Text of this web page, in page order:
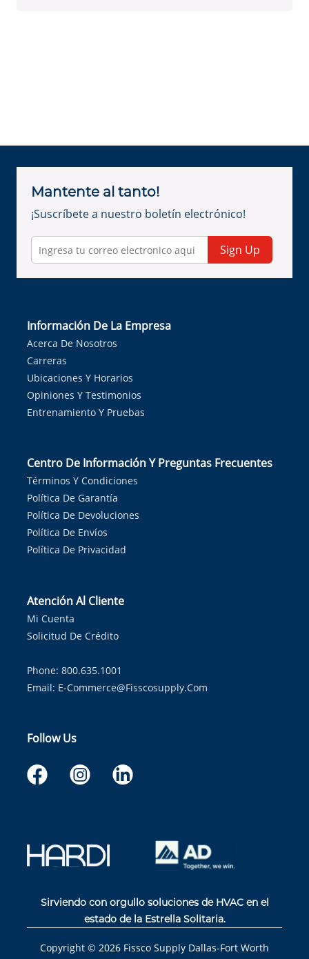
Mantente al tanto!
¡Suscríbete a nuestro boletín electrónico!
Sign Up
Información De La Empresa
Acerca De Nosotros
Carreras
Ubicaciones Y Horarios
Opiniones Y Testimonios
Entrenamiento Y Pruebas
Centro De Información Y Preguntas Frecuentes
Términos Y Condiciones
Política De Garantía
Política De Devoluciones
Política De Envíos
Política De Privacidad
Atención Al Cliente
Mi Cuenta
Solicitud De Crédito
Phone: 800.635.1001
Email: E-Commerce@fisscosupply.com
Follow Us
Sirviendo con orgullo soluciones de HVAC en el
estado de la Estrella Solitaria.
Copyright © 2026 Fissco Supply Dallas-Fort Worth